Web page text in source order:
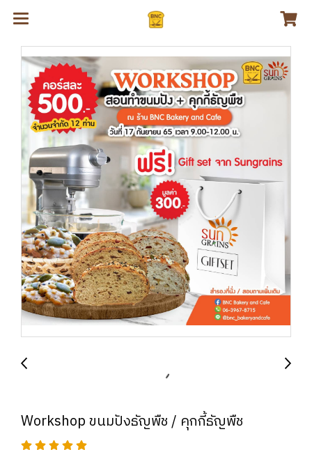
Workshop ขนมปังธัญพืช / คุกกี้ธัญพืช